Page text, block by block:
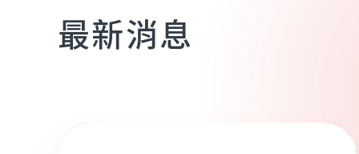
最新消息